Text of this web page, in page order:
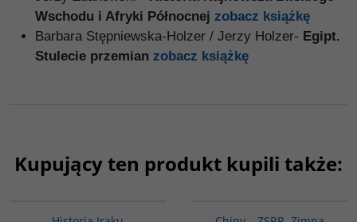
Wschodu i Afryki Północnej zobacz książkę
Barbara Stępniewska-Holzer / Jerzy Holzer- Egipt.
Stulecie przemian zobacz książkę
Kupujący ten produkt kupili także: